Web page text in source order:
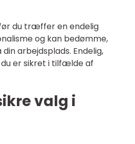
du træffer en endelig
og kan bedømme,
arbejdsplads. Endelig,
er sikret i tilfælde af
valg i